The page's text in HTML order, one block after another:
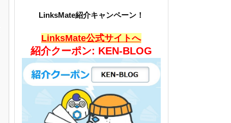
LinksMate紹介キャンペーン！
LinksMate公式サイトへ
紹介クーポン: KEN-BLOG